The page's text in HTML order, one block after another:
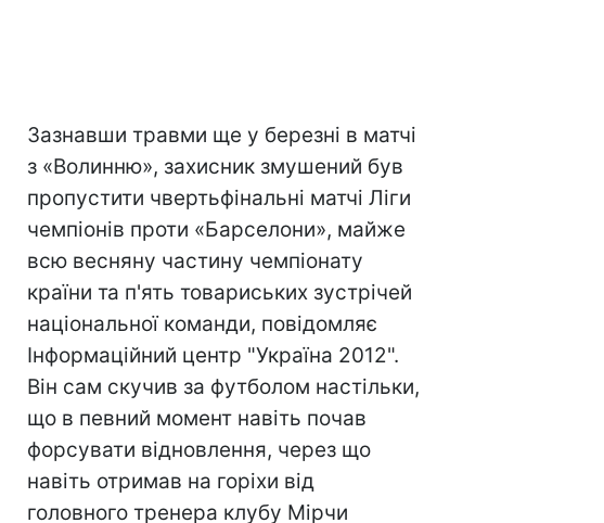
Зазнавши травми ще у березні в матчі
з «Волинню», захисник змушений був
пропустити чвертьфінальні матчі Ліги
чемпіонів проти «Барселони», майже
всю весняну частину чемпіонату
країни та п'ять товариських зустрічей
національної команди, повідомляє
Інформаційний центр "Україна 2012".
Він сам скучив за футболом настільки,
що в певний момент навіть почав
форсувати відновлення, через що
навіть отримав на горіхи від
головного тренера клубу Мірчи